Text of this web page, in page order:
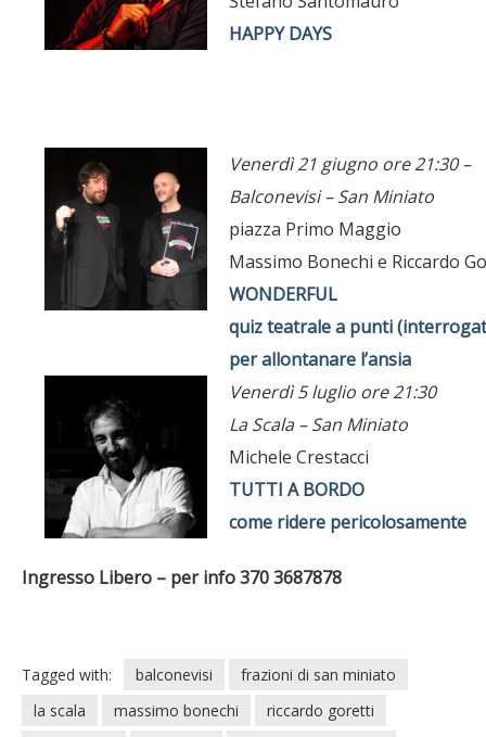
HAPPY DAYS
Venerdì 21 giugno ore 21:30 –
Balconevisi – San Miniato
piazza Primo Maggio
Massimo Bonechi e Riccardo
WONDERFUL
quiz teatrale a punti
per allontanare l’ansia
Venerdì 5 luglio ore 21:30
La Scala – San Miniato
Michele Crestacci
TUTTI A BORDO
come ridere pericolosamente
Ingresso Libero – per info 370 3687878
Tagged with: balconevisi
frazioni di san miniato
la scala
massimo bonechi
riccardo goretti